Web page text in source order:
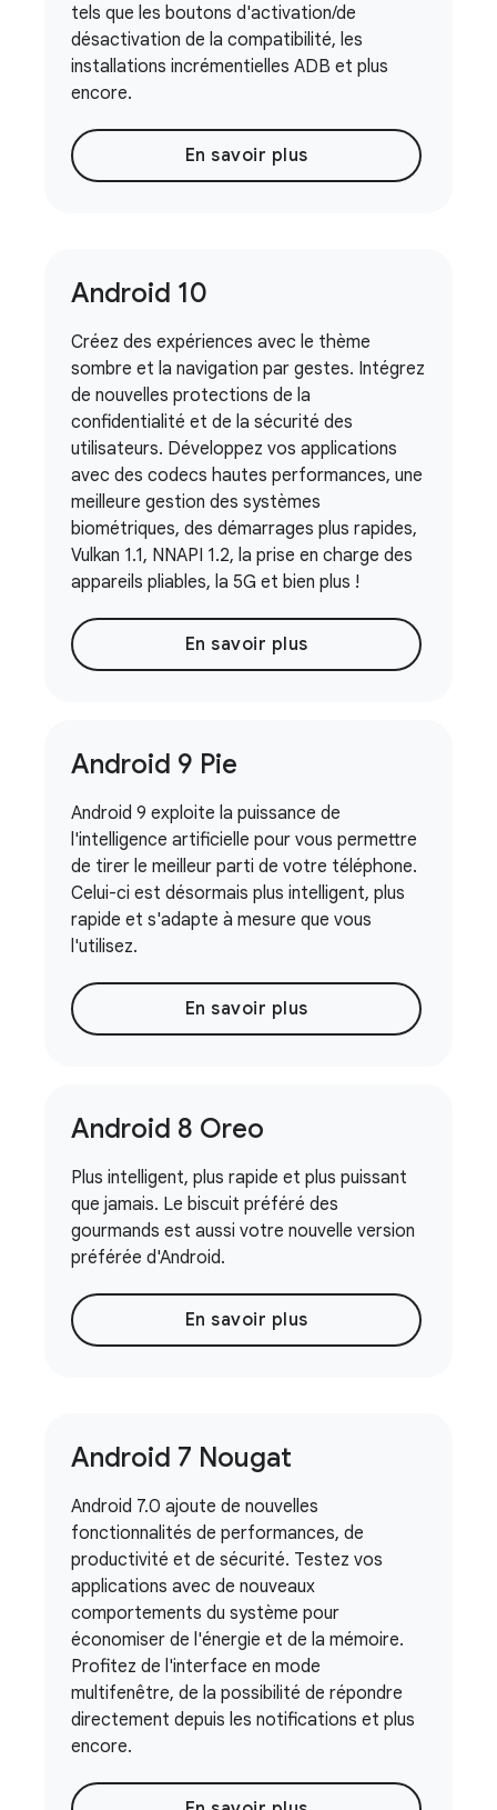
tels que les boutons d'activation/de
désactivation de la compatibilité, les
installations incrémentielles ADB et plus
encore.
En savoir plus
Android 10
Créez des expériences avec le thème
sombre et la navigation par gestes. Intégrez
de nouvelles protections de la
confidentialité et de la sécurité des
utilisateurs. Développez vos applications
avec des codecs hautes performances, une
meilleure gestion des systèmes
biométriques, des démarrages plus rapides,
Vulkan 1.1, NNAPI 1.2, la prise en charge des
appareils pliables, la 5G et bien plus !
En savoir plus
Android 9 Pie
Android 9 exploite la puissance de
l'intelligence artificielle pour vous permettre
de tirer le meilleur parti de votre téléphone.
Celui-ci est désormais plus intelligent, plus
rapide et s'adapte à mesure que vous
l'utilisez.
En savoir plus
Android 8 Oreo
Plus intelligent, plus rapide et plus puissant
que jamais. Le biscuit préféré des
gourmands est aussi votre nouvelle version
préférée d'Android.
En savoir plus
Android 7 Nougat
Android 7.0 ajoute de nouvelles
fonctionnalités de performances, de
productivité et de sécurité. Testez vos
applications avec de nouveaux
comportements du système pour
économiser de l'énergie et de la mémoire.
Profitez de l'interface en mode
multifenêtre, de la possibilité de répondre
directement depuis les notifications et plus
encore.